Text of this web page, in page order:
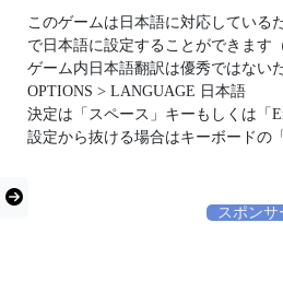
このゲームは日本語に対応している
で日本語に設定することができます
ゲーム内日本語翻訳は優秀ではない
OPTIONS > LANGUAGE 日本語
決定は「スペース」キーもしくは「
設定から抜ける場合はキーボードの
スポンサ